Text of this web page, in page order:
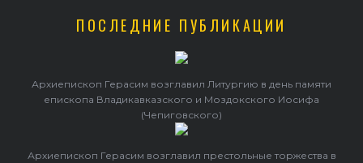
ПОСЛЕДНИЕ ПУБЛИКАЦИИ
Архиепископ Герасим возглавил Литургию в день памяти
епископа Владикавказского и Моздокского Иосифа
(Чепиговского)
Архиепископ Герасим возглавил престольные торжества в